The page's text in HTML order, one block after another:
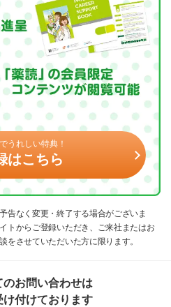
うれしい特典！
はこちら
告なく変更・終了する場合がございま
トからご登録いただき、ご来社またはお
をさせていただいた方に限ります。
お問い合わせは
け付けております